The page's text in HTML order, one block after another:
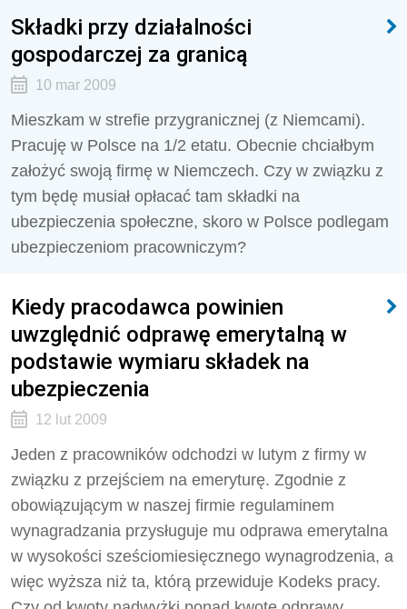
Składki przy działalności
gospodarczej za granicą
10 mar 2009
Mieszkam w strefie przygranicznej (z Niemcami).
Pracuję w Polsce na 1/2 etatu. Obecnie chciałbym
założyć swoją firmę w Niemczech. Czy w związku z
tym będę musiał opłacać tam składki na
ubezpieczenia społeczne, skoro w Polsce podlegam
ubezpieczeniom pracowniczym?
Kiedy pracodawca powinien
uwzględnić odprawę emerytalną w
podstawie wymiaru składek na
ubezpieczenia
12 lut 2009
Jeden z pracowników odchodzi w lutym z firmy w
związku z przejściem na emeryturę. Zgodnie z
obowiązującym w naszej firmie regulaminem
wynagradzania przysługuje mu odprawa emerytalna
w wysokości sześciomiesięcznego wynagrodzenia, a
więc wyższa niż ta, którą przewiduje Kodeks pracy.